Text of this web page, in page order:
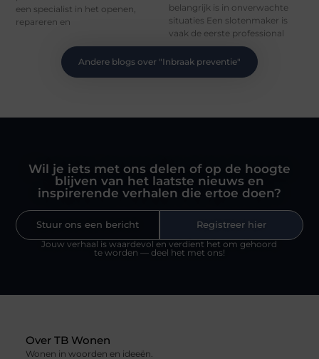
een specialist in het openen,
repareren en
belangrijk is in onverwachte
situaties Een slotenmaker is
vaak de eerste professional
Andere blogs over "Inbraak preventie"
Wil je iets met ons delen of op de hoogte
blijven van het laatste nieuws en
inspirerende verhalen die ertoe doen?
Stuur ons een bericht
Registreer hier
Jouw verhaal is waardevol en verdient het om gehoord
te worden — deel het met ons!
Over TB Wonen
Wonen in woorden en ideeën.